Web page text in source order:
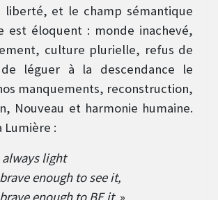
liberté, et le champ sémantique
est éloquent : monde inachevé,
culture plurielle, refus de
léguer à la descendance le
manquements, reconstruction,
Nouveau et harmonie humaine.
Lumière :
always light
enough to see it,